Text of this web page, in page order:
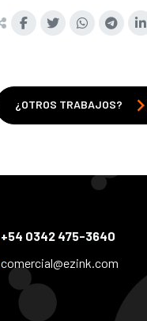
¿OTROS TRABAJOS?
+54 0342 475-3640
comercial@ezink.com